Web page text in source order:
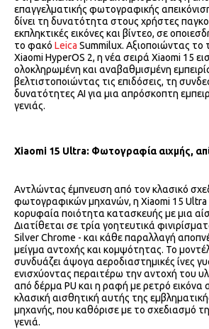
επαγγελματικής φωτογραφικής
δίνει τη δυνατότητα στους χρήστες
εκπληκτικές εικόνες και βίντεο, σε
το φακό Leica Summilux. Αξιοποιώντας το
Xiaomi HyperOS 2, η νέα σειρά Xiaomi 15
ολοκληρωμένη και αναβαθμισμένη
βελτιστοποιώντας τις επιδόσεις, τη
δυνατότητες AI για μια απρόσκοπτη
γενιάς.
Xiaomi 15 Ultra: Φωτογραφία αιχμής,
Αντλώντας έμπνευση από τον κλασικό
φωτογραφικών μηχανών, η Xiaomi 15 Ultra
κορυφαία ποιότητα κατασκευής με μια
Διατίθεται σε τρία γοητευτικά
Silver Chrome - και κάθε παραλλαγή
μείγμα αντοχής και κομψότητας. Το
συνδυάζει άψογα αεροδιαστημικές ίνες
ενισχύοντας περαιτέρω την αντοχή του
από δέρμα PU και η ραφή με ρετρό εικόνα
κλασική αισθητική αυτής της
μηχανής, που καθόρισε με το σχεδιασμό
γενιά.